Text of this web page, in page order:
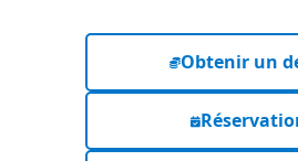
Obtenir un